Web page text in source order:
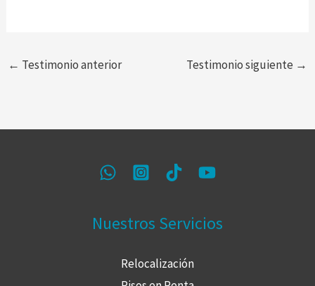
← Testimonio anterior Testimonio siguiente →
Nuestros Servicios
Relocalización